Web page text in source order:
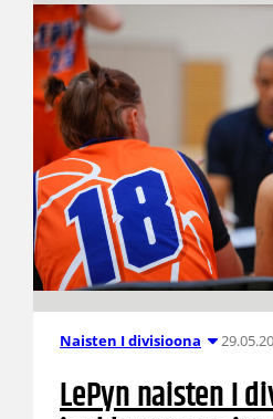
Naisten I divisioona
LePyn naisten I